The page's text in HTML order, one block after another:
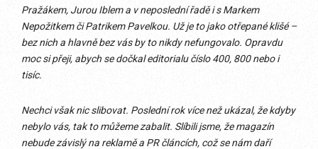
Pražákem, Jurou Iblem a v neposlední řadě i s Markem
Nepožitkem či Patrikem Pavelkou. Už je to jako otřepané klišé –
bez nich a hlavně bez vás by to nikdy nefungovalo. Opravdu
moc si přeji, abych se dočkal editorialu číslo 400, 800 nebo i
tisíc.
Nechci však nic slibovat. Poslední rok více než ukázal, že kdyby
nebylo vás, tak to můžeme zabalit. Slíbili jsme, že magazín
nebude závislý na reklamě a PR článcích, což se nám daří